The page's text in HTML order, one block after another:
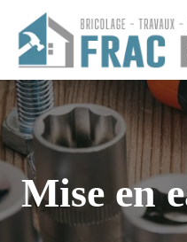
Mise en